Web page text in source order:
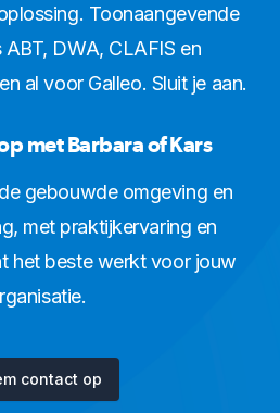
Toonaangevende
DWA, CLAFIS en
al voor Galleo. Sluit je aan.
met Barbara of Kars
gebouwde omgeving en
met praktijkervaring en
het beste werkt voor jouw
contact op